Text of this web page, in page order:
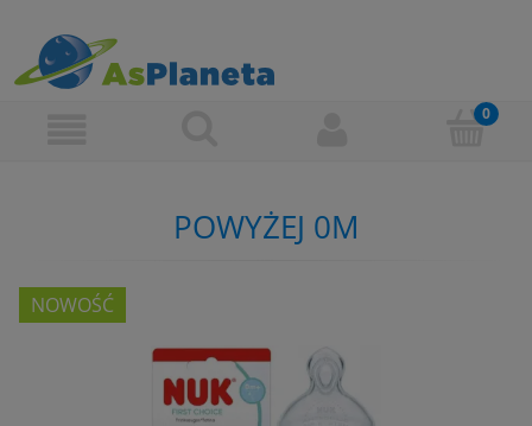
POWYŻEJ 0M
NOWOŚĆ